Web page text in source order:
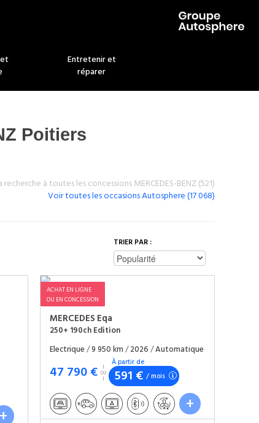
Entretenir et
réparer
Poitiers
recherche à toutes les concessions MERCEDES-BENZ (521)
Voir toutes les occasions Autosphere (17 068)
TRIER PAR :
ACHAT EN LIGNE
OU EN CONCESSION
MERCEDES Eqa
250+ 190ch Edition
Electrique/9 950 km/2026/Automatique
47 790 €
À partir de
591 € / mois